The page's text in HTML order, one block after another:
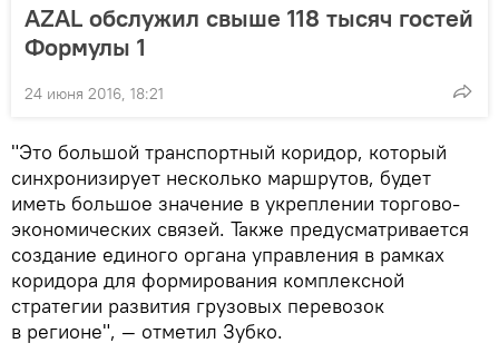
AZAL обслужил свыше 118 тысяч гостей
Формулы 1
24 июня 2016, 18:21
"Это большой транспортный коридор, который
синхронизирует несколько маршрутов, будет
иметь большое значение в укреплении торгово-
экономических связей. Также предусматривается
создание единого органа управления в рамках
коридора для формирования комплексной
стратегии развития грузовых перевозок
в регионе", — отметил Зубко.